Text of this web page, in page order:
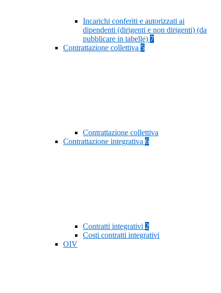
Incarichi conferiti e autorizzati ai
dipendenti (dirigenti e non dirigenti) (da
pubblicare in tabelle) 7
Contrattazione collettiva 5
Contrattazione collettiva
Contrattazione integrativa 6
Contratti integrativi 2
Costi contratti integrativi
OIV